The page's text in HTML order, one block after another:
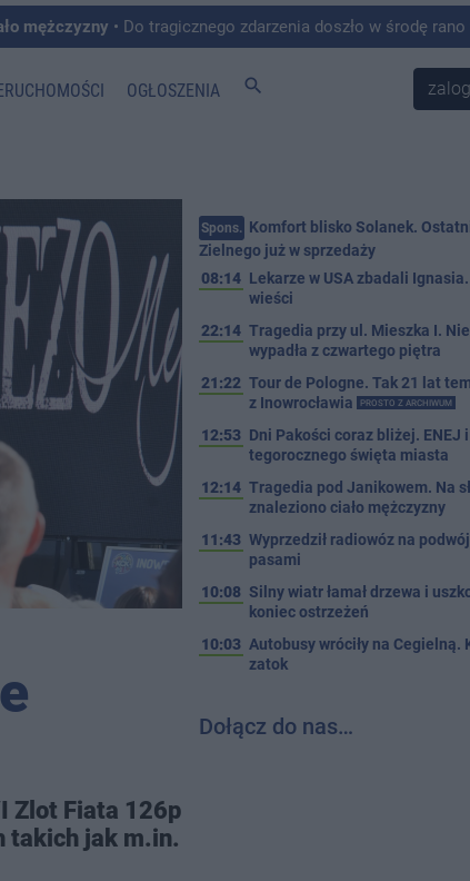
mężczyzny • Do tragicznego zdarzenia doszło w środę rano w okolicach Giebni koło Janikowa. Wówczas na słupie
OGŁOSZENIA search
Zlot Fiata 126p
takich jak m.in.
Spons. Komfort blisko Solanek.
Zielnego już w sprzedaży
08:14 Lekarze w USA zbadali
wieści
22:14 Tragedia przy ul. Mieszka I.
wypadła z czwartego piętra
21:22 Tour de Pologne. Tak 21 lat
z Inowrocławia
PROSTO Z ARCHIWUM
12:53 Dni Pakości coraz bliżej. ENEJ
tegorocznego święta miasta
12:14 Tragedia pod Janikowem. Na
znaleziono ciało mężczyzny
11:43 Wyprzedził radiowóz na
pasami
10:08 Silny wiatr łamał drzewa i
koniec ostrzeżeń
10:03 Autobusy wróciły na Cegielną.
zatok
Dołącz do nas…